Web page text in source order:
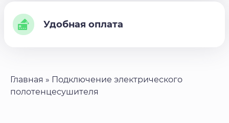
Удобная оплата
Главная » Подключение электрического
полотенцесушителя